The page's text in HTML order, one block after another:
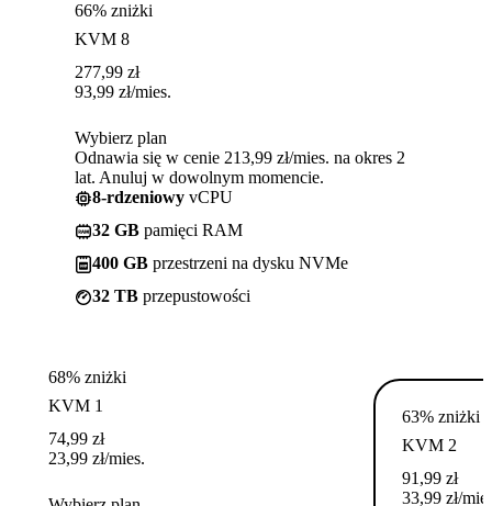
66% zniżki
KVM 8
277,99 zł
93,99 zł/mies.
Wybierz plan
Odnawia się w cenie 213,99 zł/mies. na okres 2
lat. Anuluj w dowolnym momencie.
8-rdzeniowy vCPU
32 GB pamięci RAM
400 GB przestrzeni na dysku NVMe
32 TB przepustowości
68% zniżki
KVM 1
74,99 zł
23,99 zł/mies.
63% zniżki
KVM 2
91,99 zł
33,99 zł/